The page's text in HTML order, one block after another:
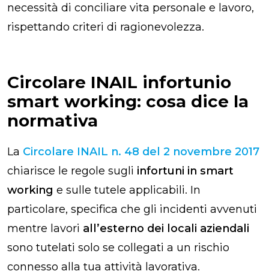
necessità di conciliare vita personale e lavoro,
rispettando criteri di ragionevolezza.
Circolare INAIL infortunio
smart working: cosa dice la
normativa
La Circolare INAIL n. 48 del 2 novembre 2017
chiarisce le regole sugli infortuni in smart
working e sulle tutele applicabili. In
particolare, specifica che gli incidenti avvenuti
mentre lavori all’esterno dei locali aziendali
sono tutelati solo se collegati a un rischio
connesso alla tua attività lavorativa.